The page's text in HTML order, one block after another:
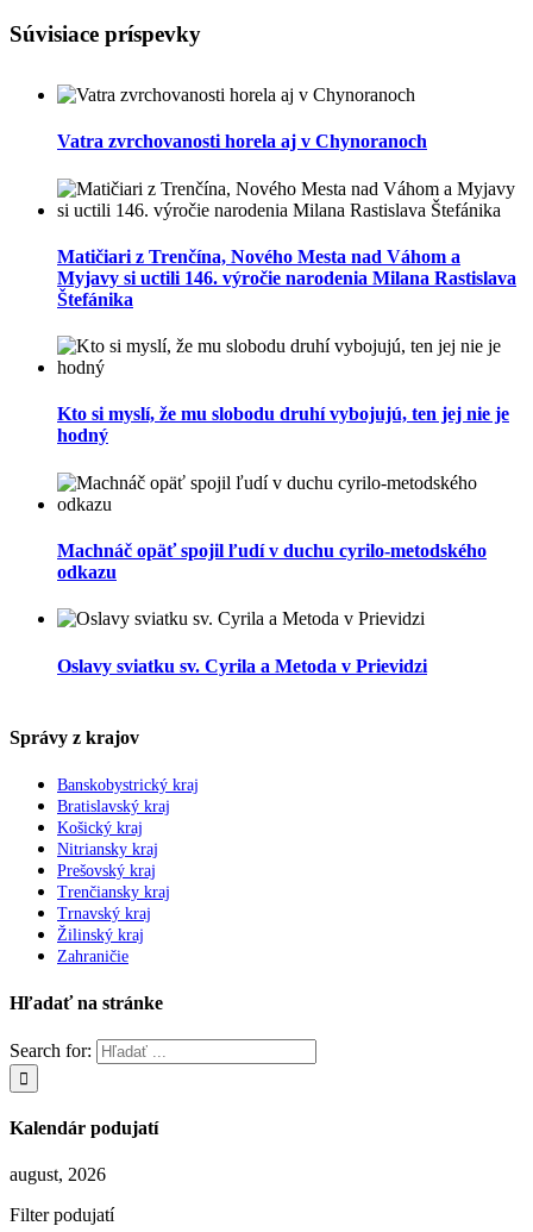
Súvisiace príspevky
Vatra zvrchovanosti horela aj v Chynoranoch
Matičiari z Trenčína, Nového Mesta nad Váhom a
Myjavy si uctili 146. výročie narodenia Milana Rastislava
Štefánika
Kto si myslí, že mu slobodu druhí vybojujú, ten jej nie je
hodný
Machnáč opäť spojil ľudí v duchu cyrilo-metodského
odkazu
Oslavy sviatku sv. Cyrila a Metoda v Prievidzi
Správy z krajov
Banskobystrický kraj
Bratislavský kraj
Košický kraj
Nitriansky kraj
Prešovský kraj
Trenčiansky kraj
Trnavský kraj
Žilinský kraj
Zahraničie
Hľadať na stránke
Search for:
Kalendár podujatí
august, 2026
Filter podujatí